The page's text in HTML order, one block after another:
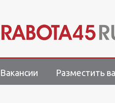
Вакансии Разместить